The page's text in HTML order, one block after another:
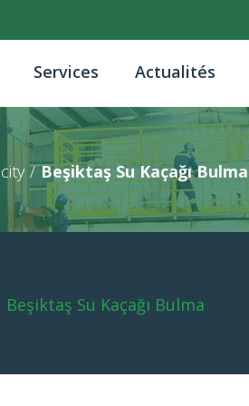
Services Actualités
/ Beşiktaş Su Kaçağı Bulma
Beşiktaş Su Kaçağı Bulma